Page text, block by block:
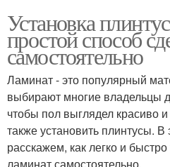
Установка
простой способ
самостоятельно
Ламинат - это популярный
выбирают многие владельцы
чтобы пол выглядел красиво
также установить плинтусы. В
расскажем, как легко и
ламинат самостоятельно.